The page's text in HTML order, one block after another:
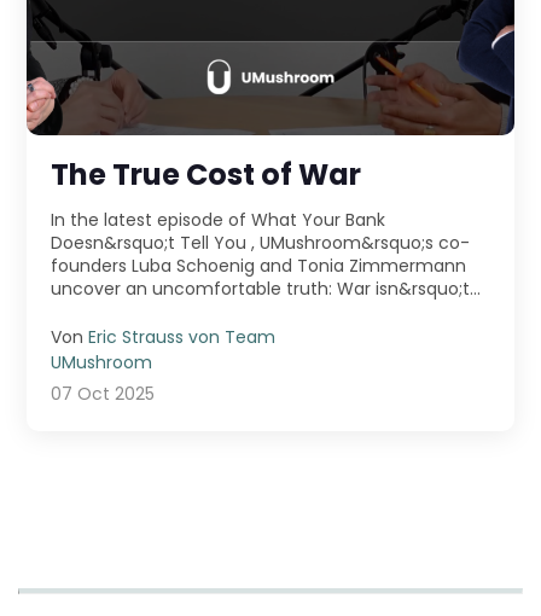
The True Cost of War
In the latest episode of What Your Bank
Doesn&rsquo;t Tell You , UMushroom&rsquo;s co-
founders Luba Schoenig and Tonia Zimmermann
uncover an uncomfortable truth: War isn&rsquo;t
VonEric Strauss von Team
UMushroom
07 Oct 2025